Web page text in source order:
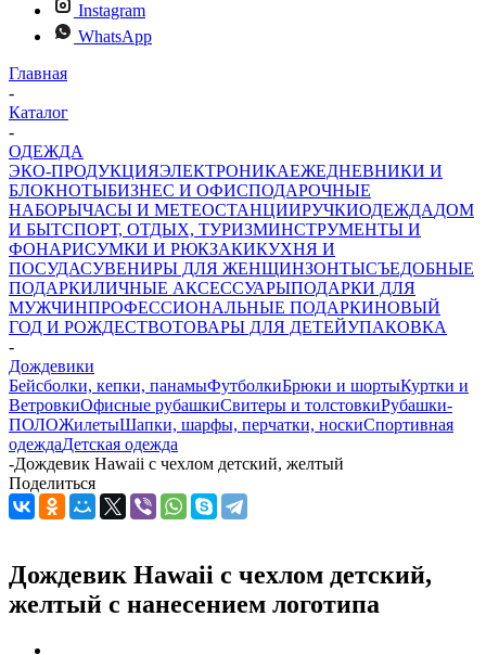
Instagram
WhatsApp
Главная
-
Каталог
-
ОДЕЖДА
ЭКО-ПРОДУКЦИЯЭЛЕКТРОНИКАЕЖЕДНЕВНИКИ И
БЛОКНОТЫБИЗНЕС И ОФИСПОДАРОЧНЫЕ
НАБОРЫЧАСЫ И МЕТЕОСТАНЦИИРУЧКИОДЕЖДАДОМ
И БЫТСПОРТ, ОТДЫХ, ТУРИЗМИНСТРУМЕНТЫ И
ФОНАРИСУМКИ И РЮКЗАКИКУХНЯ И
ПОСУДАСУВЕНИРЫ ДЛЯ ЖЕНЩИНЗОНТЫСЪЕДОБНЫЕ
ПОДАРКИЛИЧНЫЕ АКСЕССУАРЫПОДАРКИ ДЛЯ
МУЖЧИНПРОФЕССИОНАЛЬНЫЕ ПОДАРКИНОВЫЙ
ГОД И РОЖДЕСТВОТОВАРЫ ДЛЯ ДЕТЕЙУПАКОВКА
-
Дождевики
Бейсболки, кепки, панамыФутболкиБрюки и шортыКуртки и
ВетровкиОфисные рубашкиСвитеры и толстовкиРубашки-
ПОЛОЖилетыШапки, шарфы, перчатки, носкиСпортивная
одеждаДетская одежда
-Дождевик Hawaii c чехлом детский, желтый
Поделиться
Дождевик Hawaii c чехлом детский,
желтый с нанесением логотипа